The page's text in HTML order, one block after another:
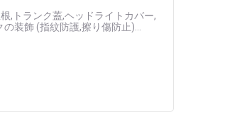
,トランク蓋,ヘッドライトカバー,
装飾 (指紋防護,擦り傷防止)